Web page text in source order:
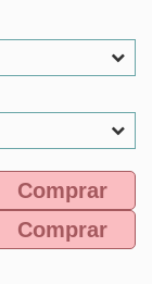
Comprar
Comprar